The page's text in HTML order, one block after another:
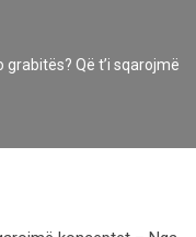
Që t’i sqarojmë